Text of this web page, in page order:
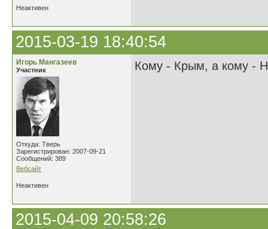
Неактивен
2015-03-19 18:40:54
Игорь Мангазеев
Участник
Откуда: Тверь
Зарегистрирован: 2007-09-21
Сообщений: 389
Вебсайт
Кому - Крым, а кому -
Неактивен
2015-04-09 20:58:26